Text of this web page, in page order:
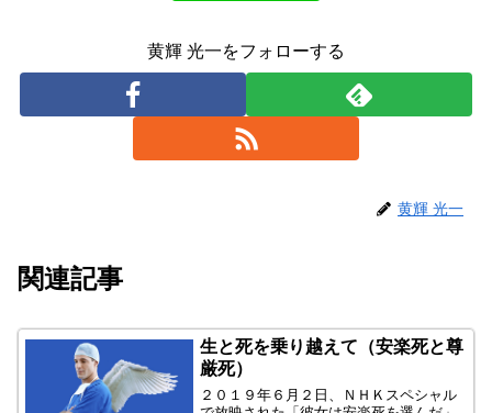
黄輝 光一をフォローする
黄輝 光一
関連記事
生と死を乗り越えて（安楽死と尊
厳死）
２０１９年６月２日、ＮＨＫスペシャル